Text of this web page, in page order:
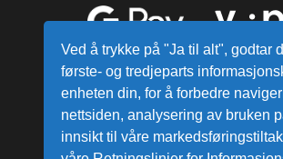
Ved å trykke på "Ja til alt", godtar
første- og tredjeparts
enheten din, for å forbedre
nettsiden, analysering av bruken
innsikt til våre